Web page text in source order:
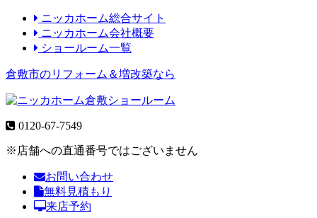
ニッカホーム総合サイト
ニッカホーム会社概要
ショールーム一覧
倉敷市のリフォーム＆増改築なら
0120-67-7549
※店舗への直通番号ではございません
お問い合わせ
無料見積もり
来店予約